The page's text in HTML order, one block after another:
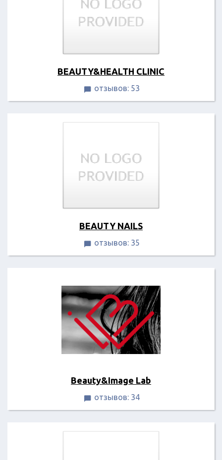
BEAUTY&HEALTH CLINIC
 отзывов: 53
BEAUTY NAILS
 отзывов: 35
Beauty&Image Lab
 отзывов: 34